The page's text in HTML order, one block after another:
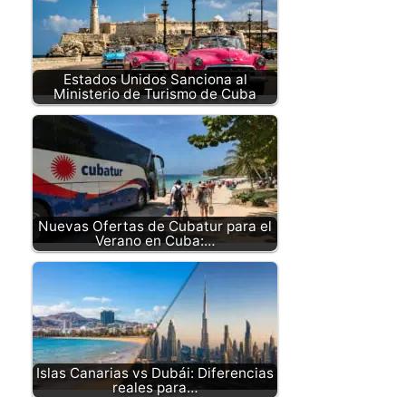
Estados Unidos Sanciona al
Ministerio de Turismo de Cuba
Nuevas Ofertas de Cubatur para el
Verano en Cuba:…
Islas Canarias vs Dubái: Diferencias
reales para…